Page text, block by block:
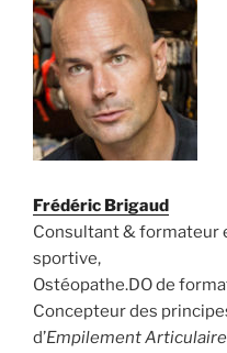
Frédéric Brigaud
Consultant & formateur
sportive,
Ostéopathe.DO de
Concepteur des
d’Empilement